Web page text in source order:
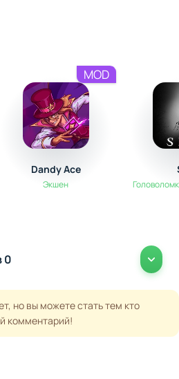
Dandy Ace
Экшен
MOD
0
но вы можете стать тем кто
комментарий!